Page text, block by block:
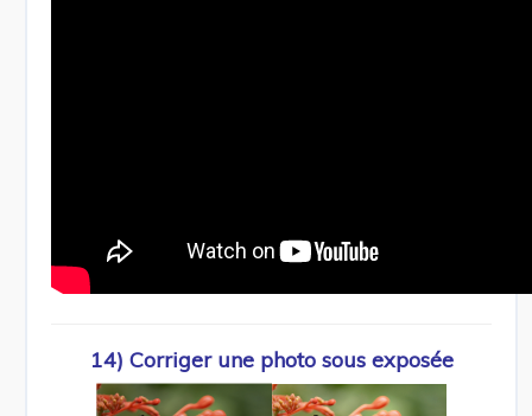
14) Corriger une photo sous exposée